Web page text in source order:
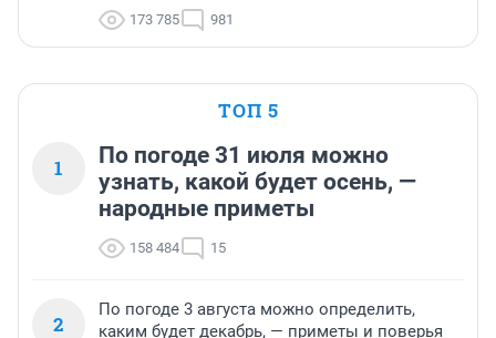
173 785 981
ТОП 5
1
По погоде 31 июля можно
узнать, какой будет осень, —
народные приметы
158 484 15
2
По погоде 3 августа можно определить,
каким будет декабрь, — приметы и поверья